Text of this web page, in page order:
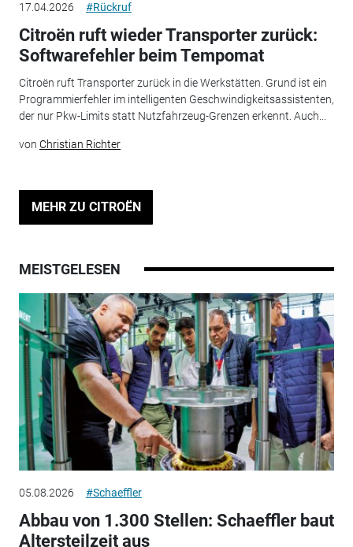
17.04.2026 #Rückruf
Citroën ruft wieder Transporter zurück:
Softwarefehler beim Tempomat
Citroën ruft Transporter zurück in die Werkstätten. Grund ist ein
Programmierfehler im intelligenten Geschwindigkeitsassistenten,
der nur Pkw-Limits statt Nutzfahrzeug-Grenzen erkennt. Auch...
von Christian Richter
MEHR ZU CITROËN
MEISTGELESEN
05.08.2026 #Schaeffler
Abbau von 1.300 Stellen: Schaeffler baut
Altersteilzeit aus